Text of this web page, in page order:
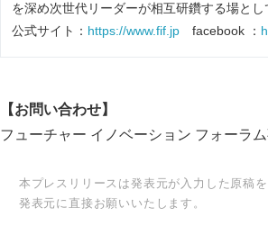
を深め次世代リーダーが相互研鑽する場と
公式サイト： https://www.fif.jpfacebook ：
【お問い合わせ】
フューチャー イノベーション フォーラ
本プレスリリースは発表元が入力した原稿
発表元に直接お願いいたします。